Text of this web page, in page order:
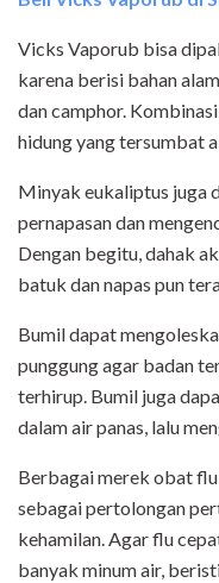
Vicks Vaporub bisa
karena berisi bahan
dan camphor.
hidung yang tersumbat
Minyak eukaliptus juga
pernapasan dan
Dengan begitu, dahak
batuk dan napas pun
Bumil dapat
punggung agar badan
terhirup. Bumil juga
dalam air panas, lalu
Berbagai merek obat
sebagai pertolongan
kehamilan. Agar flu
banyak minum air,